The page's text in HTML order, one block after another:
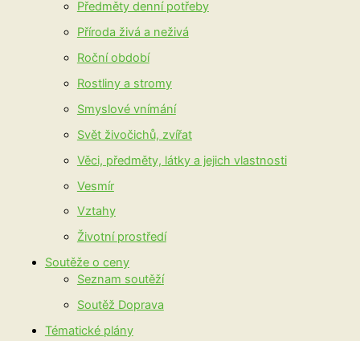
Předměty denní potřeby
Příroda živá a neživá
Roční období
Rostliny a stromy
Smyslové vnímání
Svět živočichů, zvířat
Věci, předměty, látky a jejich vlastnosti
Vesmír
Vztahy
Životní prostředí
Soutěže o ceny
Seznam soutěží
Soutěž Doprava
Tématické plány